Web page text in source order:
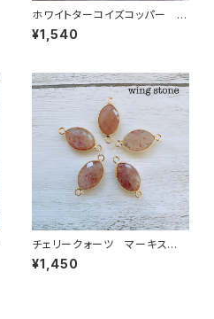
ホワイトターコイズコッパー 雫
型 1カン
¥1,540
チェリークォーツ マーキス
型 2カン
¥1,450